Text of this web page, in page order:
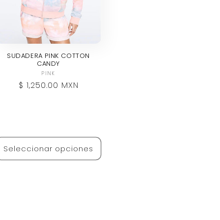
SUDADERA PINK COTTON
CANDY
Proveedor:
PINK
Precio
$ 1,250.00 MXN
Seleccionar opciones